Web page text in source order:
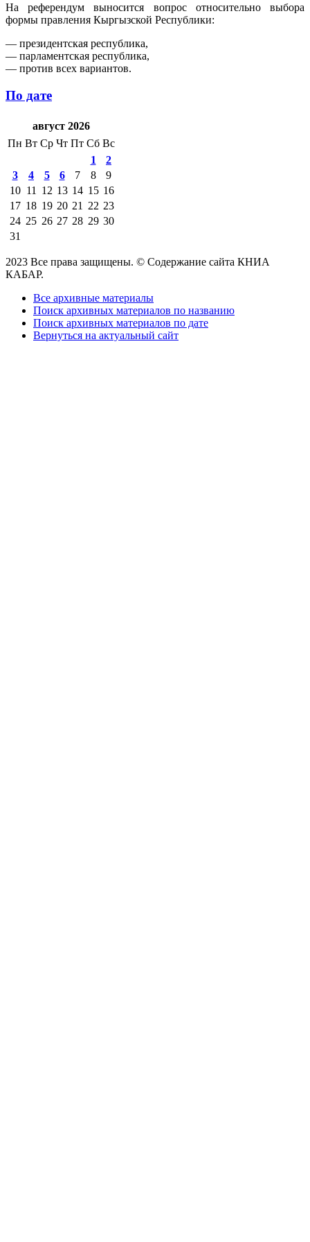
На референдум выносится вопрос относительно выбора
формы правления Кыргызской Республики:
— президентская республика,
— парламентская республика,
— против всех вариантов.
По дате
август 2026
Пн Вт Ср Чт Пт Сб Вс
1
2
3
4 5 6 7 8
9
10 11 12 13 14 15 16
17 18 19 20 21 22 23
24 25 26 27 28 29 30
31
2023 Все права защищены. © Содержание сайта КНИА
КАБАР.
Все архивные материалы
Поиск архивных материалов по названию
Поиск архивных материалов по дате
Вернуться на актуальный сайт